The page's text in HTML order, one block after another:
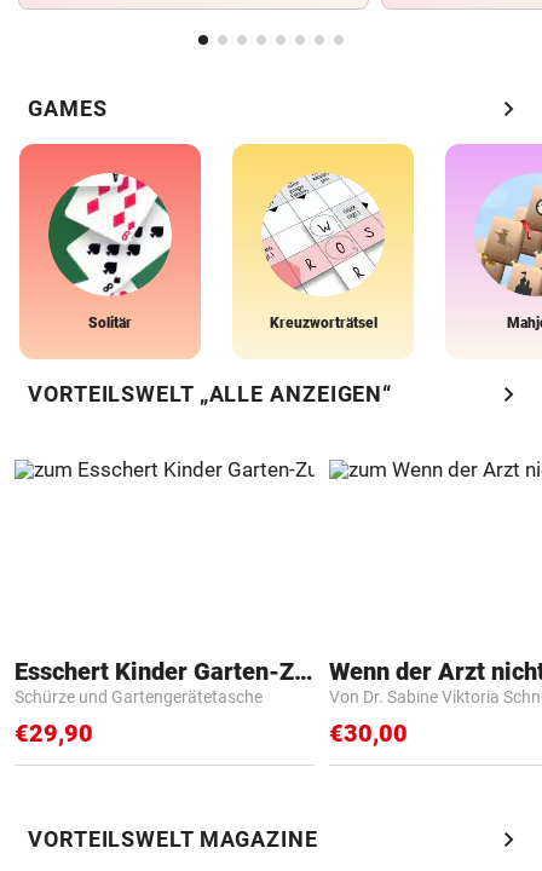
GAMES chevron_right
Solitär Kreuzworträtsel
VORTEILSWELT „ALLE ANZEIGEN“ chevron_right
Esschert Kinder Garten-Zubehör
Schürze und Gartengerätetasche
€29,90
Von Dr. Sabine Viktoria
€30,00
VORTEILSWELT MAGAZINE chevron_right